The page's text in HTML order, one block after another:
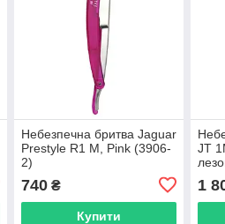
Небезпечна бритва Jaguar
Prestyle R1 M, Pink (3906-
2)
740₴
Купити
JT
1